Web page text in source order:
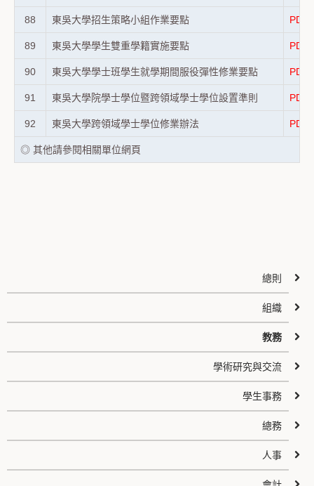
88 東吳大學招生策略小組作業要點 PDF
89 東吳大學學生雙重學籍實施要點 PDF
90 東吳大學學士班學生就學期間服役彈性修業要點 PDF
91 東吳大學院學士學位暨跨領域學士學位設置準則 PDF
92 東吳大學跨領域學士學位修業辦法 PDF
◎ 其他請參閱相關單位網頁
總則
組織
教務
學術研究與交流
學生事務
總務
人事